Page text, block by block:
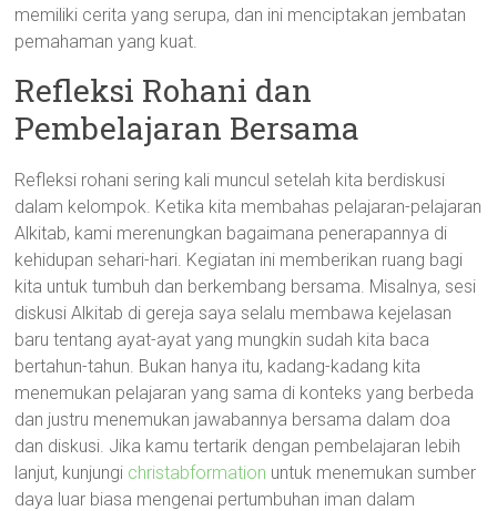
memiliki cerita yang serupa, dan ini menciptakan jembatan
pemahaman yang kuat.
Refleksi Rohani dan
Pembelajaran Bersama
Refleksi rohani sering kali muncul setelah kita berdiskusi
dalam kelompok. Ketika kita membahas pelajaran-pelajaran
Alkitab, kami merenungkan bagaimana penerapannya di
kehidupan sehari-hari. Kegiatan ini memberikan ruang bagi
kita untuk tumbuh dan berkembang bersama. Misalnya, sesi
diskusi Alkitab di gereja saya selalu membawa kejelasan
baru tentang ayat-ayat yang mungkin sudah kita baca
bertahun-tahun. Bukan hanya itu, kadang-kadang kita
menemukan pelajaran yang sama di konteks yang berbeda
dan justru menemukan jawabannya bersama dalam doa
dan diskusi. Jika kamu tertarik dengan pembelajaran lebih
lanjut, kunjungi christabformation untuk menemukan sumber
daya luar biasa mengenai pertumbuhan iman dalam